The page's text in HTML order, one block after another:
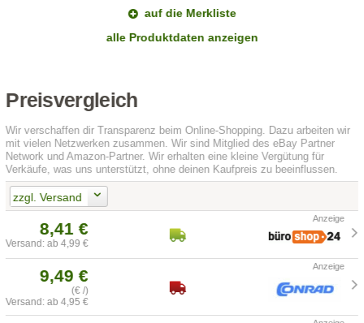
auf die Merkliste
alle Produktdaten anzeigen
Preisvergleich
Wir verschaffen dir Transparenz beim Online-Shopping. Dazu arbeiten wir
mit vielen Netzwerken zusammen. Wir sind Mitglied des eBay Partner
Network und Amazon-Partner. Wir erhalten eine kleine Vergütung für
Verkäufe, was uns unterstützt, ohne deinen Kaufpreis zu beeinflussen.
zzgl. Versand
8,41 €
Versand: ab 4,99 €
9,49 €
(€ /)
Versand: ab 4,95 €